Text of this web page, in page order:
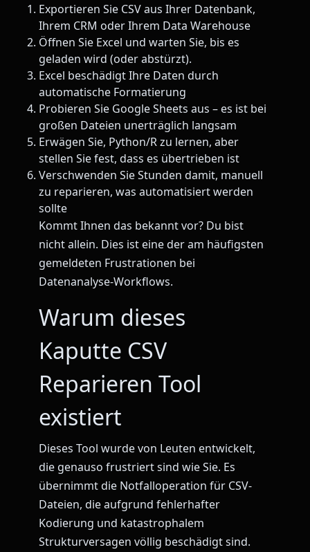
Exportieren Sie CSV aus Ihrer Datenbank,
Ihrem CRM oder Ihrem Data Warehouse
Öffnen Sie Excel und warten Sie, bis es
geladen wird (oder abstürzt).
Excel beschädigt Ihre Daten durch
automatische Formatierung
Probieren Sie Google Sheets aus – es ist bei
großen Dateien unerträglich langsam
Erwägen Sie, Python/R zu lernen, aber
stellen Sie fest, dass es übertrieben ist
Verschwenden Sie Stunden damit, manuell
zu reparieren, was automatisiert werden
sollte
Kommt Ihnen das bekannt vor? Du bist
nicht allein. Dies ist eine der am häufigsten
gemeldeten Frustrationen bei
Datenanalyse-Workflows.
Warum dieses
Kaputte CSV
Reparieren Tool
existiert
Dieses Tool wurde von Leuten entwickelt,
die genauso frustriert sind wie Sie. Es
übernimmt die Notfalloperation für CSV-
Dateien, die aufgrund fehlerhafter
Kodierung und katastrophalem
Strukturversagen völlig beschädigt sind.